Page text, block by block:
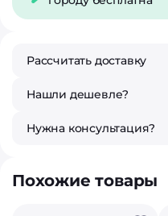
Рассчитать доставку
Нашли дешевле?
Нужна консультация?
Похожие товары